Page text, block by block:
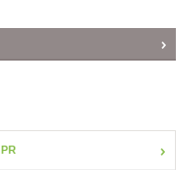
PR